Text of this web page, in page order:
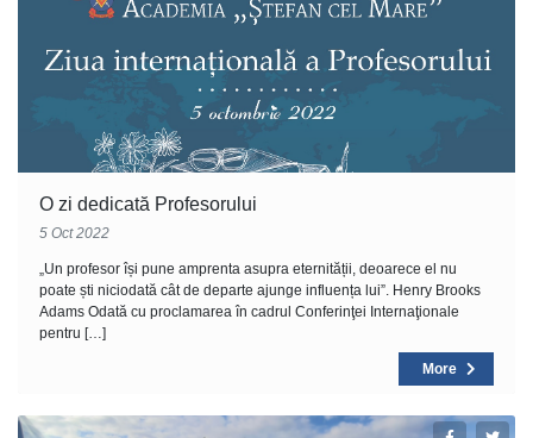
O zi dedicată Profesorului
5 Oct 2022
„Un profesor își pune amprenta asupra eternității, deoarece el nu
poate ști niciodată cât de departe ajunge influența lui”. Henry Brooks
Adams Odată cu proclamarea în cadrul Conferinţei Internaţionale
pentru […]
More